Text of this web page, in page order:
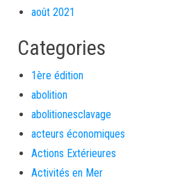
août 2021
Categories
1ère édition
abolition
abolitionesclavage
acteurs économiques
Actions Extérieures
Activités en Mer